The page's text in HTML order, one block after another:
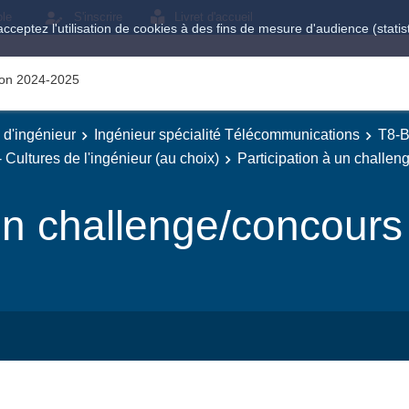
l'utilisation de cookies à des fins de mesure d'audience
S'inscrire Livret d'accueil
2024-2025
d'ingénieur Ingénieur spécialité Télécommunications
T8-
Cultures de l'ingénieur (au choix)
Participation à un
challenge/concours